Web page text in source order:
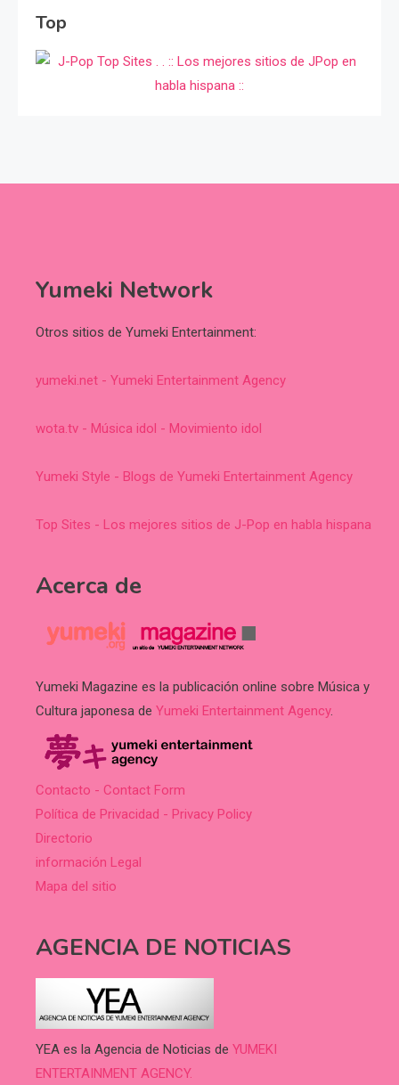
Top
Yumeki Network
Otros sitios de Yumeki Entertainment:
yumeki.net - Yumeki Entertainment Agency
wota.tv - Música idol - Movimiento idol
Yumeki Style - Blogs de Yumeki Entertainment Agency
Top Sites - Los mejores sitios de J-Pop en habla hispana
Acerca de
Yumeki Magazine es la publicación online sobre Música y
Cultura japonesa de Yumeki Entertainment Agency.
Contacto - Contact Form
Política de Privacidad - Privacy Policy
Directorio
información Legal
Mapa del sitio
AGENCIA DE NOTICIAS
YEA es la Agencia de Noticias de YUMEKI
ENTERTAINMENT AGENCY.